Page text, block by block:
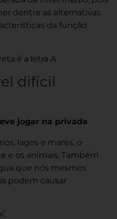
dentre as alternativas
da função
é a letra A.
difícil
jogar na privada
lagos e mares, o
e os animais. Também
que nós mesmos
podem causar